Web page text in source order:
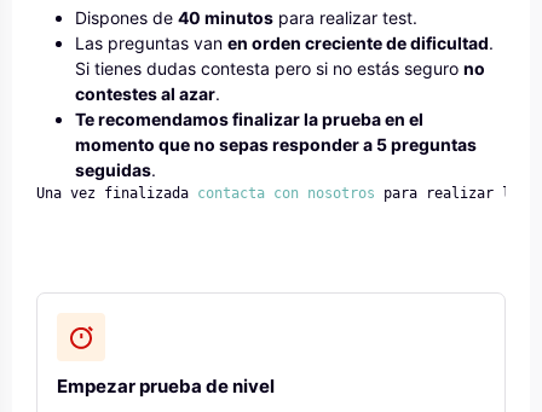
Dispones de 40 minutos para realizar test.
Las preguntas van en orden creciente de dificultad.
Si tienes dudas contesta pero si no estás seguro no
contestes al azar.
Te recomendamos finalizar la prueba en el
momento que no sepas responder a 5 preguntas
seguidas.
Una vez finalizada contacta con nosotros para realizar la
Empezar prueba de nivel